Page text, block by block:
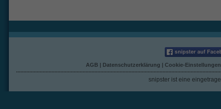
AGB | Datenschutzerklärung | Cookie-Einstellungen
snipster ist eine